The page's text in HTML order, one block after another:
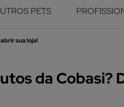
PETS
sua loja!
da Cobasi?